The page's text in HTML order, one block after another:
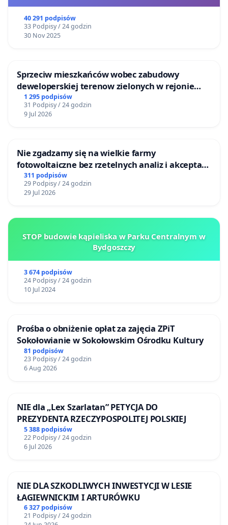
40 291 podpisów
33 Podpisy / 24 godzin
30 Nov 2025
Sprzeciw mieszkańców wobec zabudowy
deweloperskiej terenow zielonych w rejonie
Bulwarów Straceńskich w Bielsku-Białej
1 295 podpisów
31 Podpisy / 24 godzin
9 Jul 2026
Nie zgadzamy się na wielkie farmy
fotowoltaiczne bez rzetelnych analiz i akceptacji
mieszkańców
311 podpisów
29 Podpisy / 24 godzin
29 Jul 2026
STOP budowie kąpieliska w Parku Centralnym w
Bydgoszczy
3 674 podpisów
24 Podpisy / 24 godzin
10 Jul 2024
Prośba o obniżenie opłat za zajęcia ZPiT
Sokołowianie w Sokołowskim Ośrodku Kultury
81 podpisów
23 Podpisy / 24 godzin
6 Aug 2026
NIE dla „Lex Szarlatan” PETYCJA DO
PREZYDENTA RZECZYPOSPOLITEJ POLSKIEJ
5 388 podpisów
22 Podpisy / 24 godzin
6 Jul 2026
NIE DLA SZKODLIWYCH INWESTYCJI W LESIE
ŁAGIEWNICKIM I ARTURÓWKU
6 327 podpisów
21 Podpisy / 24 godzin